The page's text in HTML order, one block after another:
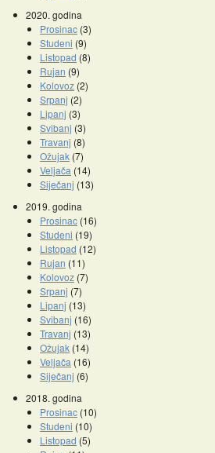
2020. godina
Prosinac (3)
Studeni (9)
Listopad (8)
Rujan (9)
Kolovoz (2)
Srpanj (2)
Lipanj (3)
Svibanj (3)
Travanj (8)
Ožujak (7)
Veljača (14)
Siječanj (13)
2019. godina
Prosinac (16)
Studeni (19)
Listopad (12)
Rujan (11)
Kolovoz (7)
Srpanj (7)
Lipanj (13)
Svibanj (16)
Travanj (13)
Ožujak (14)
Veljača (16)
Siječanj (6)
2018. godina
Prosinac (10)
Studeni (10)
Listopad (5)